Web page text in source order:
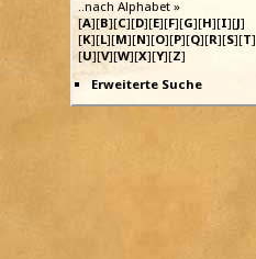
..nach Alphabet »
[A][B][C][D][E][F][G][H][I][J]
[K][L][M][N][O][P][Q][R][S][T]
[U][V][W][X][Y][Z]
Erweiterte Suche